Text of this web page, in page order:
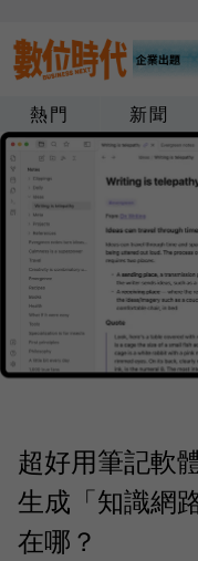
熱門 新聞
超好用筆記軟
生成「知識網
在哪？